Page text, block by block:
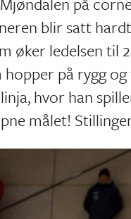
blir satt
øker ledelsen til
på rygg
hvor han
målet!